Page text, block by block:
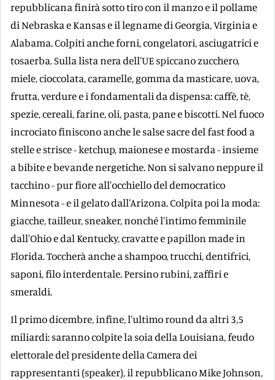
repubblicana finirà sotto tiro con il manzo e il pollame
di Nebraska e Kansas e il legname di Georgia, Virginia e
Alabama. Colpiti anche forni, congelatori, asciugatrici e
tosaerba. Sulla lista nera dell'UE spiccano zucchero,
miele, cioccolata, caramelle, gomma da masticare, uova,
frutta, verdure e i fondamentali da dispensa: caffè, tè,
spezie, cereali, farine, oli, pasta, pane e biscotti. Nel fuoco
incrociato finiscono anche le salse sacre del fast food a
stelle e strisce - ketchup, maionese e mostarda - insieme
a bibite e bevande nergetiche. Non si salvano neppure il
tacchino - pur fiore all'occhiello del democratico
Minnesota - e il gelato dall'Arizona. Colpita poi la moda:
giacche, tailleur, sneaker, nonché l'intimo femminile
dall'Ohio e dal Kentucky, cravatte e papillon made in
Florida. Toccherà anche a shampoo, trucchi, dentifrici,
saponi, filo interdentale. Persino rubini, zaffiri e
smeraldi.
Il primo dicembre, infine, l'ultimo round da altri 3,5
miliardi: saranno colpite la soia della Louisiana, feudo
elettorale del presidente della Camera dei
rappresentanti (speaker), il repubblicano Mike Johnson,